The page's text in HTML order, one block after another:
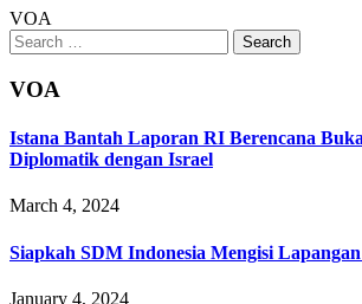
VOA
Search
for:
VOA
Istana Bantah Laporan RI Berencana
Diplomatik dengan Israel
March 4, 2024
Siapkah SDM Indonesia Mengisi
January 4, 2024